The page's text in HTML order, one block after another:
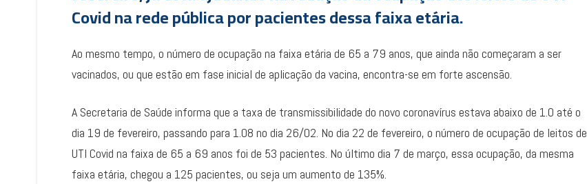
Covid na rede pública por pacientes dessa faixa etária.
Ao mesmo tempo, o número de ocupação na faixa etária de 65 a 79 anos, que ainda não começaram a ser
vacinados, ou que estão em fase inicial de aplicação da vacina, encontra-se em forte ascensão.
A Secretaria de Saúde informa que a taxa de transmissibilidade do novo coronavírus estava abaixo de 1.0 até o
dia 19 de fevereiro, passando para 1.08 no dia 26/02. No dia 22 de fevereiro, o número de ocupação de leitos de
UTI Covid na faixa de 65 a 69 anos foi de 53 pacientes. No último dia 7 de março, essa ocupação, da mesma
faixa etária, chegou a 125 pacientes, ou seja um aumento de 135%.